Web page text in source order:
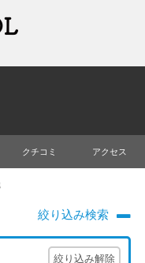
クチコミ アクセス
絞り込み検索